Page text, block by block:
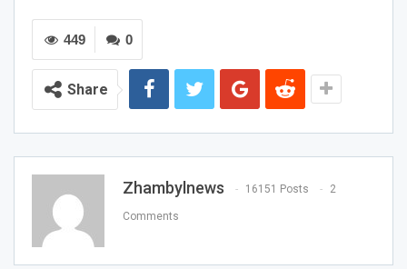
0
449
Share
Zhambylnews 16151 Posts 2
Comments